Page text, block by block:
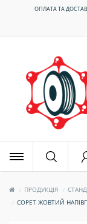
ОПЛАТА ТА
ПРОДУКЦІЯ
COPET ЖОВТИЙ